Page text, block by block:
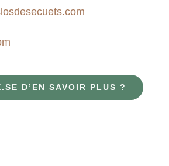
D’EN SAVOIR PLUS ?